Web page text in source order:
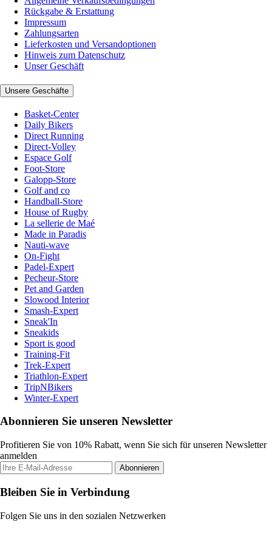
Rückgabe & Erstattung
Impressum
Zahlungsarten
Lieferkosten und Versandoptionen
Hinweis zum Datenschutz
Unser Geschäft
Unsere Geschäfte
Basket-Center
Daily Bikers
Direct Running
Direct-Volley
Espace Golf
Foot-Store
Galopp-Store
Golf and co
Handball-Store
House of Rugby
La sellerie de Maé
Made in Paradis
Nauti-wave
On-Fight
Padel-Expert
Pecheur-Store
Pet and Garden
Slowood Interior
Smash-Expert
Sneak'In
Sneakids
Sport is good
Training-Fit
Trek-Expert
Triathlon-Expert
TripNBikers
Winter-Expert
Abonnieren Sie unseren Newsletter
Profitieren Sie von 10% Rabatt, wenn Sie sich für unseren Newsletter
anmelden
Abonnieren
Bleiben Sie in Verbindung
Folgen Sie uns in den sozialen Netzwerken